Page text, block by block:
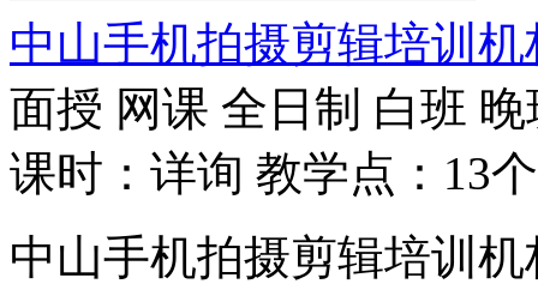
中山手机拍摄剪辑培训机
面授 网课 全日制 白班 晚
课时：详询 教学点：13个
中山手机拍摄剪辑培训